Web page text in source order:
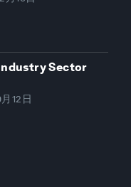
Sector
12日